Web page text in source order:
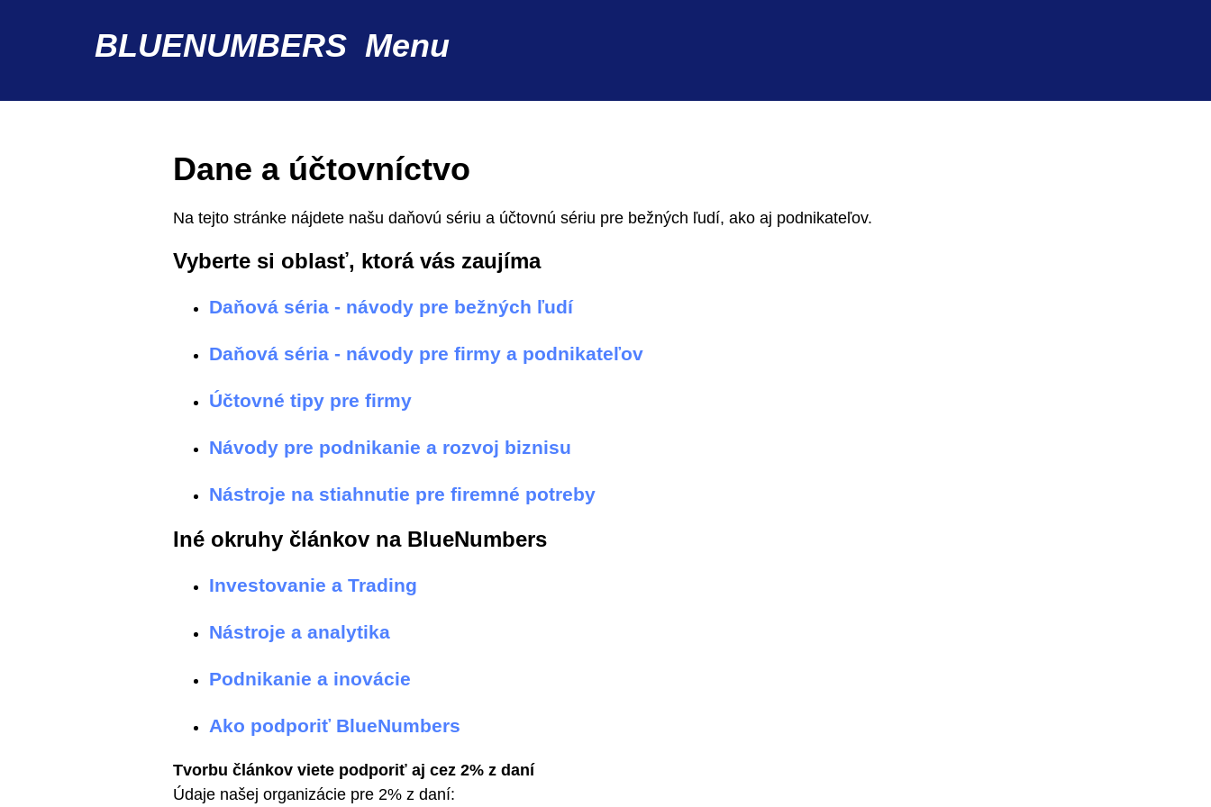
BLUENUMBERS Menu
Dane a účtovníctvo
Na tejto stránke nájdete našu daňovú sériu a účtovnú sériu pre bežných ľudí, ako aj podnikateľov.
Vyberte si oblasť, ktorá vás zaujíma
Daňová séria - návody pre bežných ľudí
Daňová séria - návody pre firmy a podnikateľov
Účtovné tipy pre firmy
Návody pre podnikanie a rozvoj biznisu
Nástroje na stiahnutie pre firemné potreby
Iné okruhy článkov na BlueNumbers
Investovanie a Trading
Nástroje a analytika
Podnikanie a inovácie
Ako podporiť BlueNumbers
Tvorbu článkov viete podporiť aj cez 2% z daní
Údaje našej organizácie pre 2% z daní: